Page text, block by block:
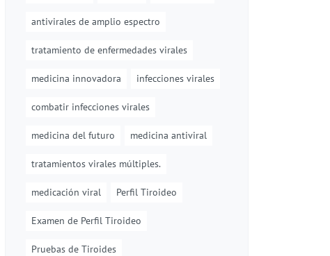
antivirales de amplio espectro
tratamiento de enfermedades virales
medicina innovadora infecciones virales
combatir infecciones virales
medicina del futuro medicina antiviral
tratamientos virales múltiples.
medicación viral Perfil Tiroideo
Examen de Perfil Tiroideo
Pruebas de Tiroides